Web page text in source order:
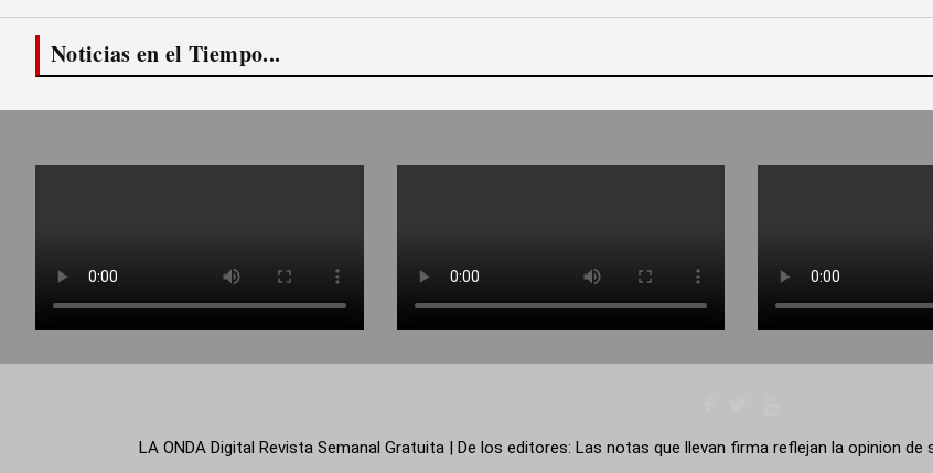
Noticias en el Tiempo...
LA ONDA Digital Revista Semanal Gratuita | De los editores: Las notas que llevan firma reflejan la opinion